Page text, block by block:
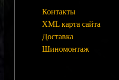
Контакты
XML карта сайта
Доставка
Шиномонтаж